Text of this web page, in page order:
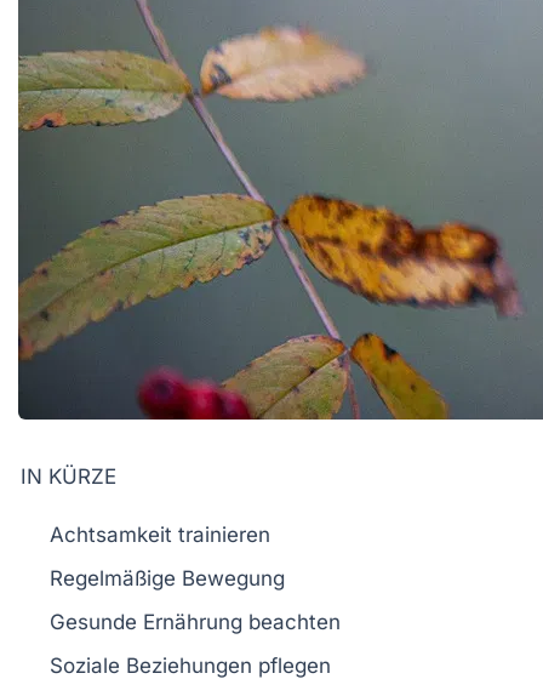
IN KÜRZE
Achtsamkeit trainieren
Regelmäßige Bewegung
Gesunde Ernährung beachten
Soziale Beziehungen pflegen